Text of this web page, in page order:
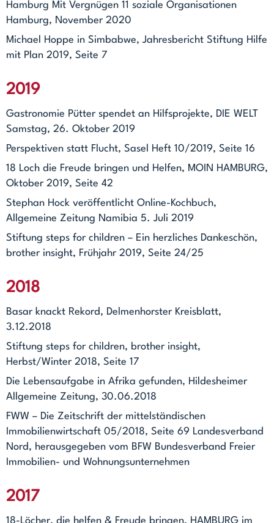
Hamburg Mit Vergnügen 11 soziale Organisationen
Hamburg, November 2020
Michael Hoppe in Simbabwe, Jahresbericht Stiftung Hilfe
mit Plan 2019, Seite 7
2019
Gastronomie Pütter spendet an Hilfsprojekte, DIE WELT
Samstag, 26. Oktober 2019
Perspektiven statt Flucht, Sasel Heft 10/2019, Seite 16
18 Loch die Freude bringen und Helfen, MOIN HAMBURG,
Oktober 2019, Seite 42
Stephan Hock veröffentlicht Online-Kochbuch,
Allgemeine Zeitung Namibia 5. Juli 2019
Stiftung steps for children – Ein herzliches Dankeschön,
brother insight, Frühjahr 2019, Seite 24/25
2018
Basar knackt Rekord, Delmenhorster Kreisblatt,
3.12.2018
Stiftung steps for children, brother insight,
Herbst/Winter 2018, Seite 17
Die Lebensaufgabe in Afrika gefunden, Hildesheimer
Allgemeine Zeitung, 30.06.2018
FWW – Die Zeitschrift der mittelständischen
Immobilienwirtschaft 05/2018, Seite 69 Landesverband
Nord, herausgegeben vom BFW Bundesverband Freier
Immobilien- und Wohnungsunternehmen
2017